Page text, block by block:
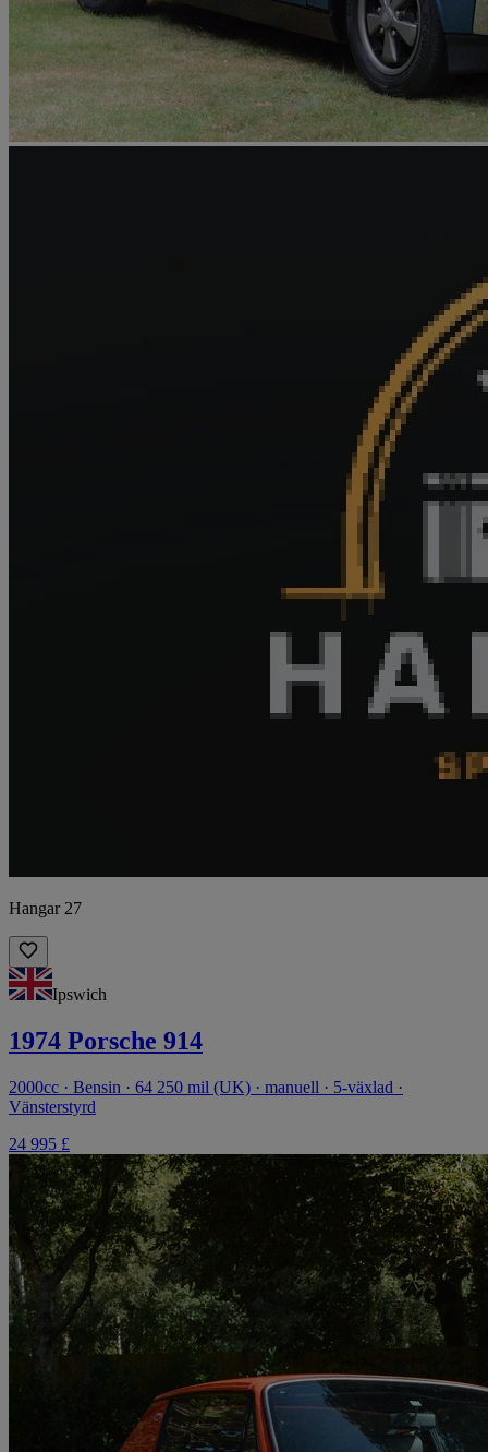
Hangar 27
Ipswich
1974 Porsche 914
2000cc · Bensin · 64 250 mil (UK) · manuell · 5-växlad ·
Vänsterstyrd
24 995 £